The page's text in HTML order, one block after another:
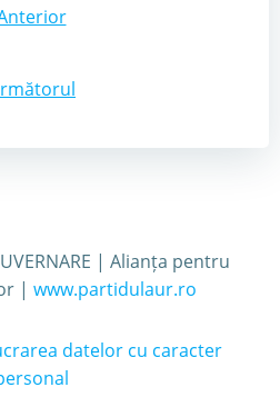
| Alianța pentru
| www.partidulaur.ro
datelor cu caracter